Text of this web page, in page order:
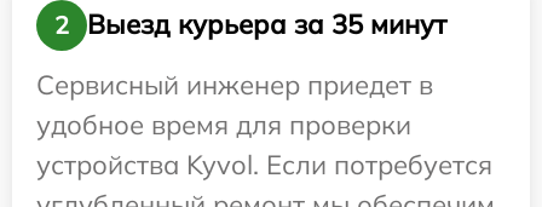
2
Выезд курьера за 35 минут
Сервисный инженер приедет в
удобное время для проверки
устройства Kyvol. Если потребуется